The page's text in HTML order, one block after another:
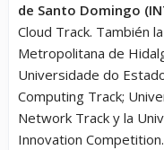
de Santo Domingo
Cloud Track. También
Metropolitana de
Universidade do
Computing Track;
Network Track y la
Innovation Competition.